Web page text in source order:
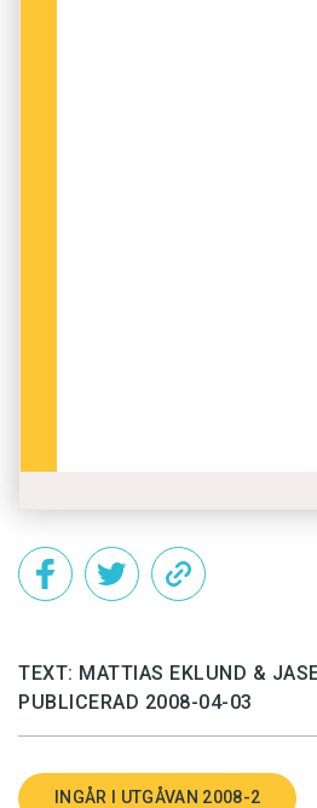
TEXT: MATTIAS EKLUND &
PUBLICERAD 2008-04-03
INGÅR I UTGÅVAN 2008-2